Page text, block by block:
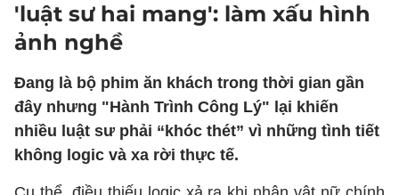
'luật sư hai mang': làm xấu hình
ảnh nghề
Đang là bộ phim ăn khách trong thời gian gần
đây nhưng "Hành Trình Công Lý" lại khiến
nhiều luật sư phải “khóc thét” vì những tình tiết
không logic và xa rời thực tế.